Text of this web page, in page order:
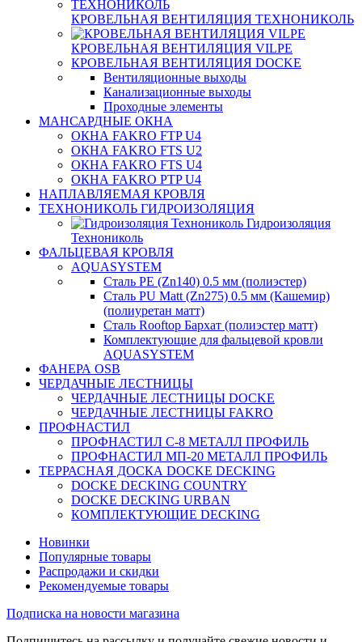
КРОВЕЛЬНАЯ ВЕНТИЛЯЦИЯ ТЕХНОНИКОЛЬ
КРОВЕЛЬНАЯ ВЕНТИЛЯЦИЯ VILPE
КРОВЕЛЬНАЯ ВЕНТИЛЯЦИЯ DOCKE
Вентиляционные выходы
Канализационные выходы
Проходные элементы
МАНСАРДНЫЕ ОКНА
ОКНА FAKRO FTP U4
ОКНА FAKRO FTS U2
ОКНА FAKRO FTS U4
ОКНА FAKRO PTP U4
НАПЛАВЛЯЕМАЯ КРОВЛЯ
ТЕХНОНИКОЛЬ ГИДРОИЗОЛЯЦИЯ
Гидроизоляция
Технониколь
ФАЛЬЦЕВАЯ КРОВЛЯ
AQUASYSTEM
Сталь PE (Zn140) 0.5 мм (полиэстер)
Сталь PU Matt (Zn275) 0.5 мм (Кашемир)
(полиуретан матт)
Сталь Rooftop Бархат (полиэстер матт)
Комплектующие для фальцевой кровли
AQUASYSTEM
ФАНЕРА OSB
ЧЕРДАЧНЫЕ ЛЕСТНИЦЫ
ЧЕРДАЧНЫЕ ЛЕСТНИЦЫ DOCKE
ЧЕРДАЧНЫЕ ЛЕСТНИЦЫ FAKRO
ПРОФНАСТИЛ
ПРОФНАСТИЛ C-8 МЕТАЛЛ ПРОФИЛЬ
ПРОФНАСТИЛ МП-20 МЕТАЛЛ ПРОФИЛЬ
ТЕРРАСНАЯ ДОСКА DOCKE DECKING
DOCKE DECKING COUNTRY
DOCKE DECKING URBAN
КОМПЛЕКТУЮЩИЕ DECKING
Новинки
Популярные товары
Распродажи и скидки
Рекомендуемые товары
Подписка на новости магазина